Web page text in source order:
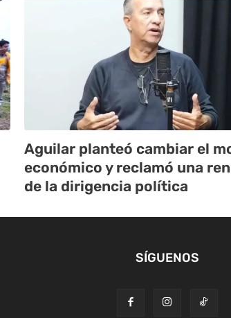
Aguilar planteó cambiar el
económico y reclamó una
de la dirigencia política
SÍGUENOS